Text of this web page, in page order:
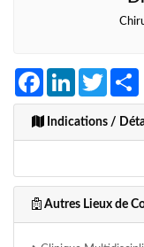
FacebookLinkedInTwitter
Indications /
Autres Lieux de